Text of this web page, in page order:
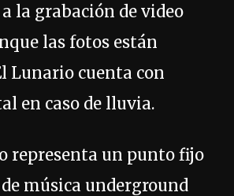
la grabación de video
las fotos están
Lunario cuenta con
en caso de lluvia.
representa un punto fijo
música underground